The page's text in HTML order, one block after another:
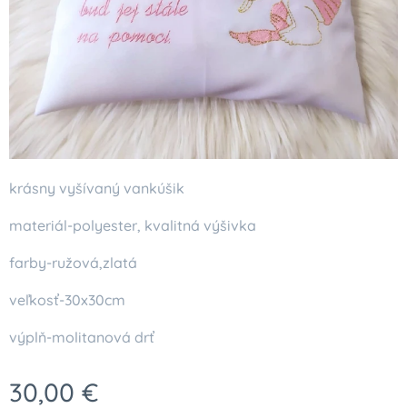
krásny vyšívaný vankúšik
materiál-polyester, kvalitná výšivka
farby-ružová,zlatá
veľkosť-30x30cm
výplň-molitanová drť
30,00 €